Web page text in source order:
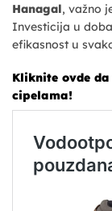
Hanagal, važno
Investicija u
efikasnost u
Kliknite ovde
cipelama!